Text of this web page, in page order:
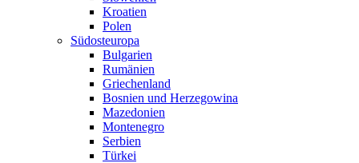
Kroatien
Polen
Südosteuropa
Bulgarien
Rumänien
Griechenland
Bosnien und Herzegowina
Mazedonien
Montenegro
Serbien
Türkei